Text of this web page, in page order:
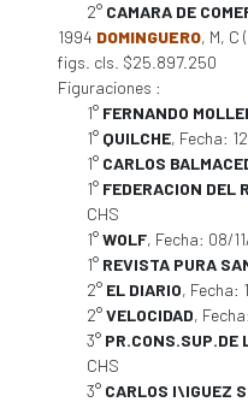
2° CAMARA DE
1994 DOMINGUERO, M, C
figs. cls. $25.897.250
Figuraciones :
1° FERNANDO
1° QUILCHE, Fecha:
1° CARLOS
1° FEDERACION DEL
CHS
1°WOLF, Fecha: 08/
1° REVISTA PURA
2° EL DIARIO, Fecha:
2°VELOCIDAD,
3° PR.CONS.SUP.DE
CHS
3° CARLOS I\IGUEZ